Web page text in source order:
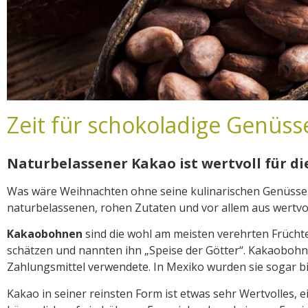
Zeit für schokoladige
Naturbelassener Kakao ist wertvoll für
Was wäre Weihnachten ohne seine kulinarischen
naturbelassenen, rohen Zutaten und vor allem aus
Kakaobohnen sind die wohl am meisten verehrten
schätzen und nannten ihn „Speise der Götter“.
Zahlungsmittel verwendete. In Mexiko wurden sie sogar
Kakao in seiner reinsten Form ist etwas sehr